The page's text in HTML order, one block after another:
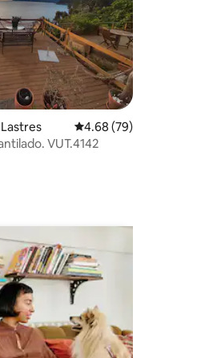
239 reseñasCalificación
4.68 (79)
VUT.4142